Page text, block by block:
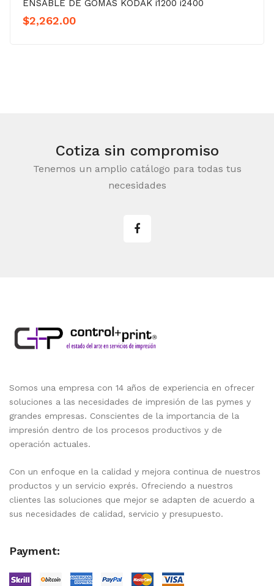
ENSABLE DE GOMAS KODAK i1200 i2400
$2,262.00
Cotiza sin compromiso
Tenemos un amplio catálogo para todas tus
necesidades
Somos una empresa con 14 años de experiencia en ofrecer
soluciones a las necesidades de impresión de las pymes y
grandes empresas. Conscientes de la importancia de la
impresión dentro de los procesos productivos y de
operación actuales.
Con un enfoque en la calidad y mejora continua de nuestros
productos y un servicio exprés. Ofreciendo a nuestros
clientes las soluciones que mejor se adapten de acuerdo a
sus necesidades de calidad, servicio y presupuesto.
Payment: